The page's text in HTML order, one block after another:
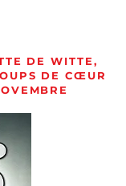
DE WITTE,
DE CŒUR